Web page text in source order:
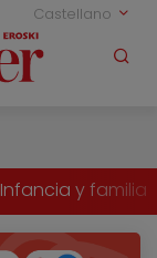
Castellano
Infancia y familia